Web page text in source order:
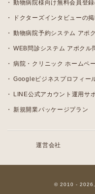
動物病院様向け無料会員登
ドクターズインタビューの
動物病院予約システム アポ
WEB問診システム アポクル
病院・クリニック ホームペ
Googleビジネスプロフィー
LINE公式アカウント運用サ
新規開業パッケージプラン
運営会社
© 2010 -